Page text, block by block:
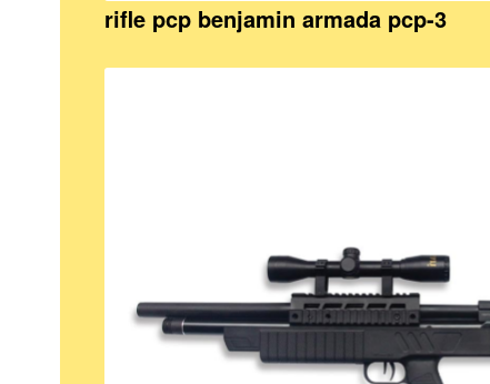
rifle pcp benjamin armada pcp-3